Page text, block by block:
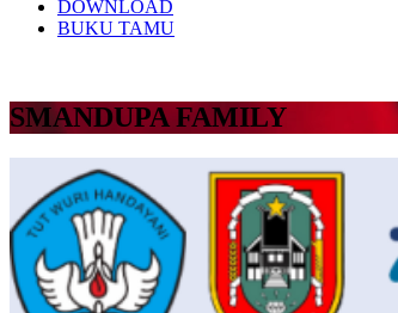
DOWNLOAD
BUKU TAMU
SMANDUPA FAMILY